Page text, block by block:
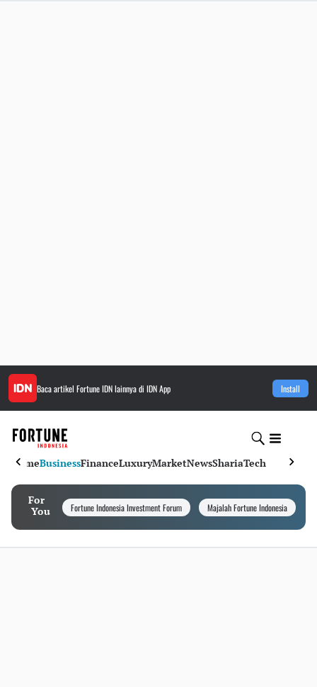
Baca artikel Fortune IDNlainnya di IDN App Install
HomeBusinessFinanceLuxuryMarketNewsShariaTech
For
You
Fortune Indonesia Investment Forum Majalah Fortune Indonesia